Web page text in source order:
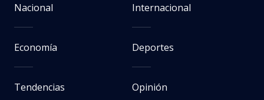
Nacional Internacional
Economía Deportes
Tendencias Opinión